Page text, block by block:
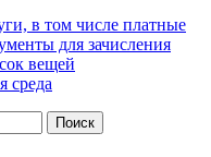
в том числе платные
для зачисления
вещей
среда